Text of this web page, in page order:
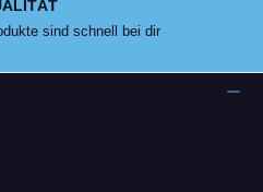
sind schnell bei dir